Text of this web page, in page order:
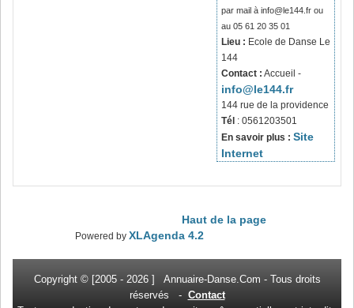
par mail à info@le144.fr ou
au 05 61 20 35 01
Lieu : Ecole de Danse Le
144
Contact : Accueil -
info@le144.fr
144 rue de la providence
Tél : 0561203501
En savoir plus : Site
Internet
Haut de la page
Powered by XLAgenda 4.2
Copyright © [2005 - 2026 ] Annuaire-Danse.Com - Tous droits
réservés - Contact